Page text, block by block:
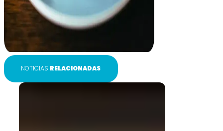
NOTICIAS RELACIONADAS